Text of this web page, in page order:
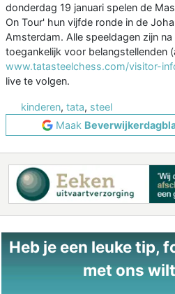
donderdag 19 januari spelen de
On Tour' hun vijfde ronde in de
Amsterdam. Alle speeldagen zijn
toegankelijk voor belangstellenden
www.tatasteelchess.com/visitor-
live te volgen.
kinderen, tata, steel
Maak
Heb je een leuke tip,
met ons